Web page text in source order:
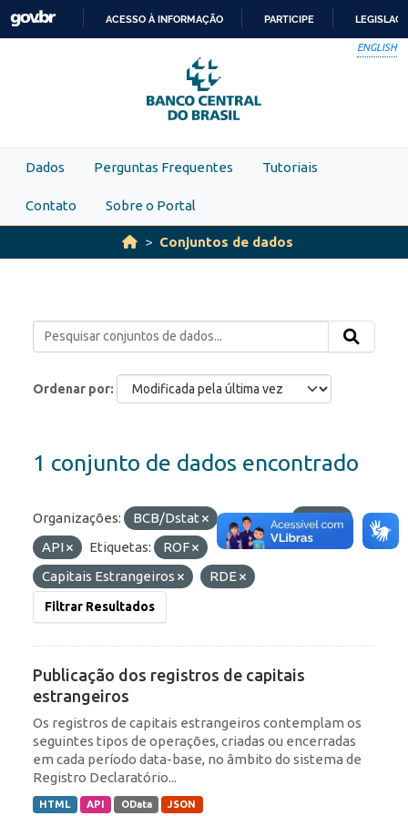
Skip to main content
PARA
O
CONTEÚDO
ACESSO À INFORMAÇÃO PARTICIPE
ENGLISH
Dados Perguntas Frequentes Tutoriais
Contato Sobre o Portal
Conjuntos de dados
Ordenar por
1 conjunto de dados encontrado
Organizações: BCB/Dstat Formatos:
JSON
API
Etiquetas:
ROF
Capitais Estrangeiros
RDE
Filtrar Resultados
Publicação dos registros de capitais
estrangeiros
Os registros de capitais estrangeiros contemplam os
seguintes tipos de operações, criadas ou encerradas
em cada período data-base, no âmbito do sistema de
Registro Declaratório...
HTML API OData JSON